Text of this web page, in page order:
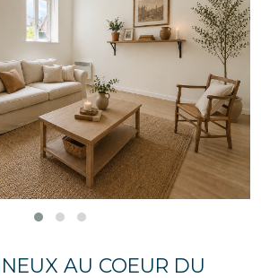
AU COEUR DU